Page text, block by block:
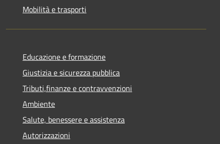
Mobilità e trasporti
Educazione e formazione
Giustizia e sicurezza pubblica
Tributi,finanze e contravvenzioni
Ambiente
Salute, benessere e assistenza
Autorizzazioni